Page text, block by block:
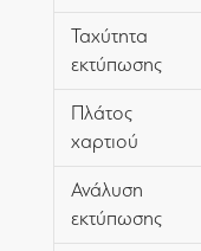
Ταχύτητα
εκτύπωσης
Πλάτος
χαρτιού
Ανάλυση
εκτύπωσης